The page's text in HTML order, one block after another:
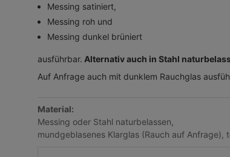
Messing satiniert,
Messing roh und
Messing dunkel brüniert
ausführbar. Alternativ auch in Stahl
Auf Anfrage auch mit dunklem Rauchglas
Material:
Messing oder Stahl naturbelassen,
mundgeblasenes Klarglas (Rauch auf Anfrage),